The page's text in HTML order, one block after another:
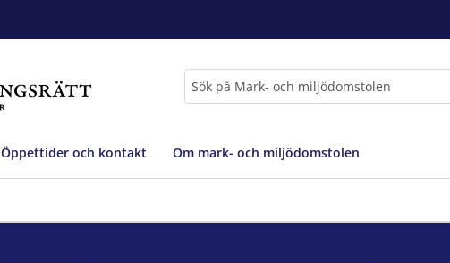
Öppettider och kontakt Om mark- och miljödomstolen